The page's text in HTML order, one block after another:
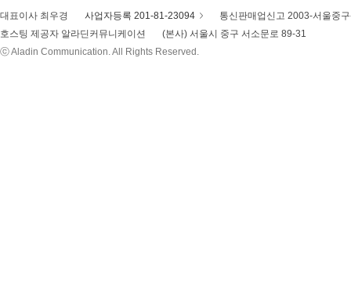
대표이사 최우경 사업자등록 201-81-23094
통신판매업신고 2003-서울중
호스팅 제공자 알라딘커뮤니케이션
(본사) 서울시 중구 서소문로 89-31
ⓒ Aladin Communication. All Rights Reserved.